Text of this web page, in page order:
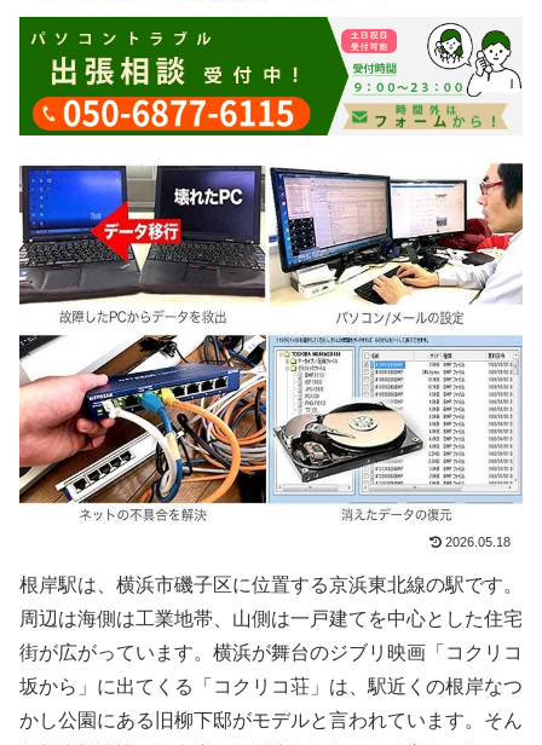
2026.05.18
根岸駅は、横浜市磯子区に位置する京浜東北線の駅です。
周辺は海側は工業地帯、山側は一戸建てを中心とした住宅
街が広がっています。横浜が舞台のジブリ映画「コクリコ
坂から」に出てくる「コクリコ荘」は、駅近くの根岸なつ
かし公園にある旧柳下邸がモデルと言われています。そん